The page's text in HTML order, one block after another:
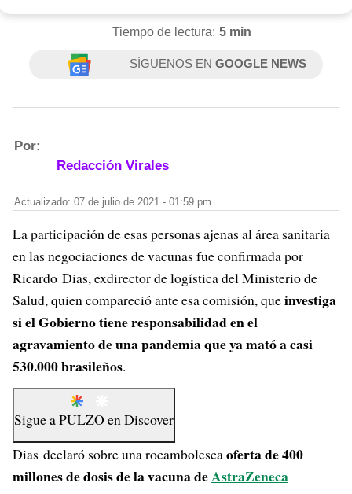
Tiempo de lectura: 5 min
SÍGUENOS ENGOOGLE NEWS
Por:
Redacción Virales
Actualizado: 07 de julio de 2021 - 01:59 pm
La participación de esas personas ajenas al área sanitaria
en las negociaciones de vacunas fue confirmada por
Ricardo Dias, exdirector de logística del Ministerio de
Salud, quien compareció ante esa comisión, queinvestiga
si el Gobierno tiene responsabilidad en el
agravamiento de una pandemia que ya mató a casi
530.000 brasileños.
Sigue aPULZO enDiscover
Dias declaró sobre una rocambolescaoferta de 400
millones de dosis de la vacuna deAstraZeneca